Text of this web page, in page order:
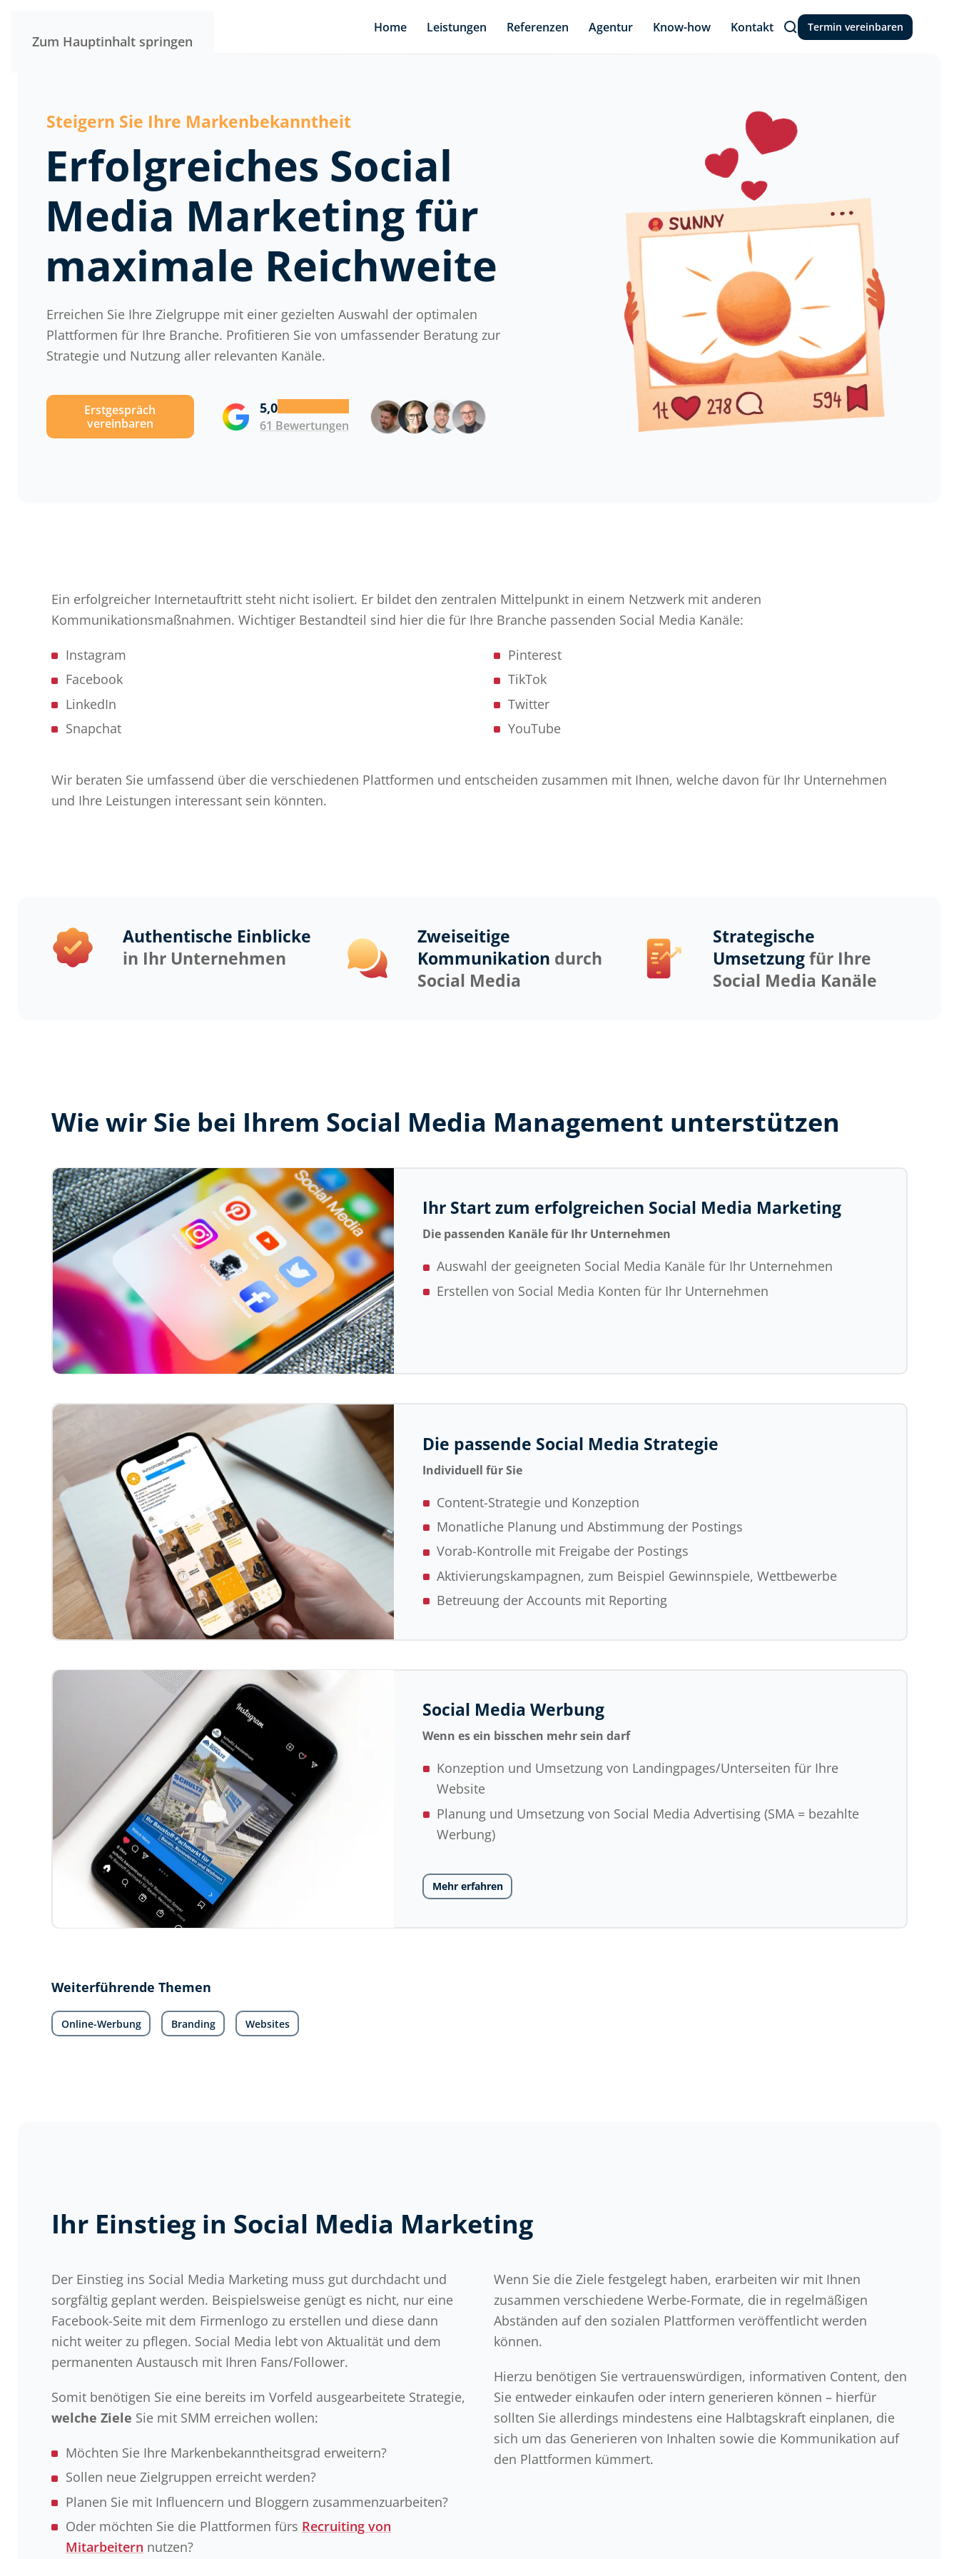
Zum Hauptinhalt springen
Home Leistungen Referenzen Agentur Know-how Kontakt Termin vereinbaren
Steigern Sie Ihre Markenbekanntheit
Erfolgreiches Social
Media Marketing für
maximale Reichweite
Erreichen Sie Ihre Zielgruppe mit einer gezielten Auswahl der optimalen
Plattformen für Ihre Branche. Profitieren Sie von umfassender Beratung zur
Strategie und Nutzung aller relevanten Kanäle.
Erstgespräch
vereinbaren
5,0
61 Bewertungen
Ein erfolgreicher Internetauftritt steht nicht isoliert. Er bildet den zentralen Mittelpunkt in einem Netzwerk mit anderen
Kommunikationsmaßnahmen. Wichtiger Bestandteil sind hier die für Ihre Branche passenden Social Media Kanäle:
Instagram
Facebook
LinkedIn
Snapchat
Pinterest
TikTok
Twitter
YouTube
Wir beraten Sie umfassend über die verschiedenen Plattformen und entscheiden zusammen mit Ihnen, welche davon für Ihr Unternehmen
und Ihre Leistungen interessant sein könnten.
Authentische Einblicke
in Ihr Unternehmen
Zweiseitige
Kommunikation durch
Social Media
Strategische
Umsetzungfür Ihre
Social Media Kanäle
Wie wir Sie bei Ihrem Social Media Management unterstützen
Ihr Start zum erfolgreichen Social Media Marketing
Die passenden Kanäle für Ihr Unternehmen
Auswahl der geeigneten Social Media Kanäle für Ihr Unternehmen
Erstellen von Social Media Konten für Ihr Unternehmen
Die passende Social Media Strategie
Individuell für Sie
Content-Strategie und Konzeption
Monatliche Planung und Abstimmung der Postings
Vorab-Kontrolle mit Freigabe der Postings
Aktivierungskampagnen, zum Beispiel Gewinnspiele, Wettbewerbe
Betreuung der Accounts mit Reporting
Social Media Werbung
Wenn es ein bisschen mehr sein darf
Konzeption und Umsetzung von Landingpages/Unterseiten für Ihre
Website
Planung und Umsetzung von Social Media Advertising (SMA = bezahlte
Werbung)
Mehr erfahren
Weiterführende Themen
Online-Werbung Branding Websites
Ihr Einstieg in Social Media Marketing
Der Einstieg ins Social Media Marketing muss gut durchdacht und
sorgfältig geplant werden. Beispielsweise genügt es nicht, nur eine
Facebook-Seite mit dem Firmenlogo zu erstellen und diese dann
nicht weiter zu pflegen. Social Media lebt von Aktualität und dem
permanenten Austausch mit Ihren Fans/Follower.
Somit benötigen Sie eine bereits im Vorfeld ausgearbeitete Strategie,
welche Ziele Sie mit SMM erreichen wollen:
Möchten Sie Ihre Markenbekanntheitsgrad erweitern?
Sollen neue Zielgruppen erreicht werden?
Planen Sie mit Influencern und Bloggern zusammenzuarbeiten?
Oder möchten Sie die Plattformen fürs Recruiting von
Mitarbeitern nutzen?
Wenn Sie die Ziele festgelegt haben, erarbeiten wir mit Ihnen
zusammen verschiedene Werbe-Formate, die in regelmäßigen
Abständen auf den sozialen Plattformen veröffentlicht werden
können.
Hierzu benötigen Sie vertrauenswürdigen, informativen Content, den
Sie entweder einkaufen oder intern generieren können – hierfür
sollten Sie allerdings mindestens eine Halbtagskraft einplanen, die
sich um das Generieren von Inhalten sowie die Kommunikation auf
den Plattformen kümmert.